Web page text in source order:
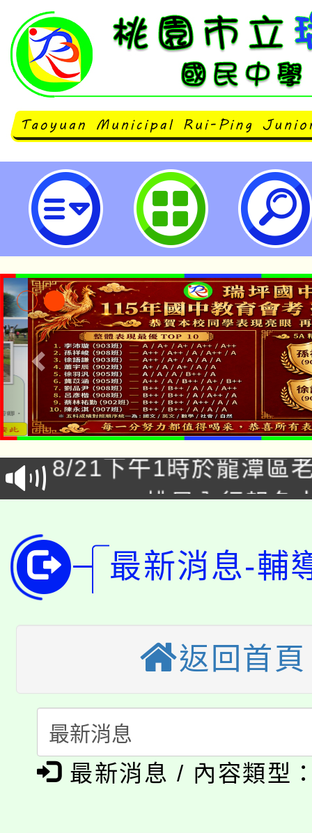
轉知長榮女中113學年度完全免試
事業科」訊息。-桃園市立瑞坪國民
「本色祭」8/29、30在
場熱烈登場!
8/21下午1時於龍潭區
徵才活動。
YOUNG桃局內行報名
開!
115年桃園市運動會8/
田徑場及游泳池舉行。
桃園市低收入戶享有免
視費優惠，中低收入戶
半價優惠，詳情可洽有
者。
大園自造教育及科技中
份教師增能研習
大溪自造教育及科技
份教師研習
淨零綠生活教案入校路
會
115年食農教育專業人
程
「本色祭」8/29、30在
最新消息-輔
返回首頁
最新消息 / 內容類型